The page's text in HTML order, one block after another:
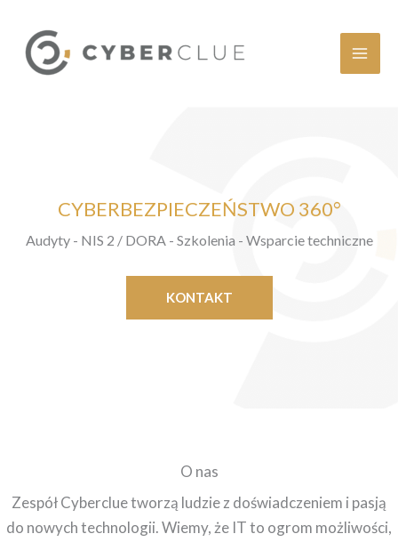
treści
CYBERBEZPIECZEŃSTWO 360°
Audyty - NIS 2 / DORA - Szkolenia - Wsparcie techniczne
KONTAKT
O nas
Zespół Cyberclue tworzą ludzie z doświadczeniem i pasją
do nowych technologii. Wiemy, że IT to ogrom możliwości,